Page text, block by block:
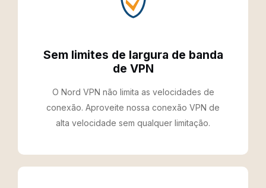
Sem limites de largura de banda
de VPN
O Nord VPN não limita as velocidades de
conexão. Aproveite nossa conexão VPN de
alta velocidade sem qualquer limitação.